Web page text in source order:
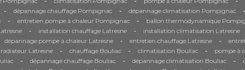
- dépannage chauffage Pompignac - dépannage climatisation Pompignac -
- entretien pompe à chaleur Pompignac - ballon thermodynamique
- installation chauffage Latresne - installation climatisation Latresne
dépannage pompe à chaleur Latresne - entretien chauffage Latresne -
Latresne - chauffage Bouliac - climatisation Bouliac - pompe à
- dépannage chauffage Bouliac - dépannage climatisation Bouliac -